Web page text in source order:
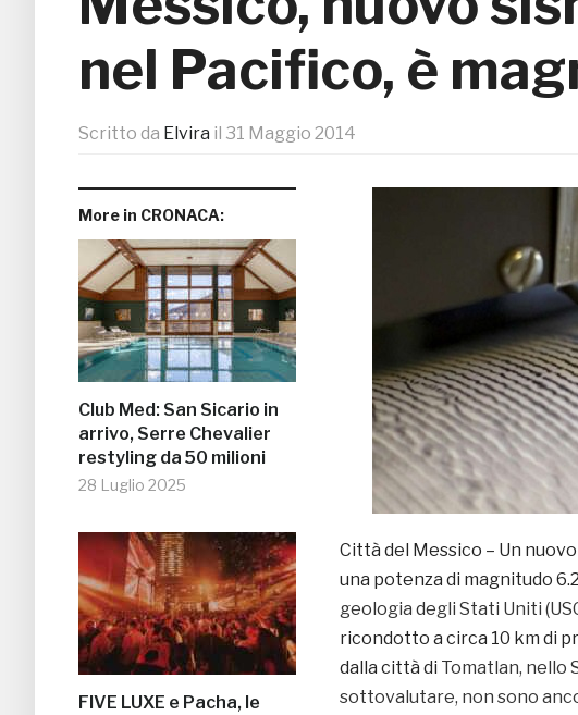
nel Pacifico, è
Scritto da Elvira il 31 Maggio 2014
More in CRONACA:
Club Med: San Sicario in
arrivo, Serre Chevalier
restyling da 50 milioni
28 Luglio 2025
FIVE LUXE e Pacha, le
Città del Messico – Un
una potenza di magnitudo
geologia degli Stati Uniti
ricondotto a circa 10 km di
dalla città di Tomatlan, nello
sottovalutare, non sono